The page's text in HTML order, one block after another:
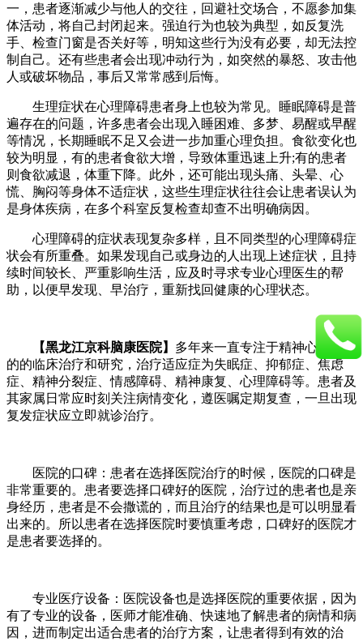
一，患者逐渐减少与他人的交往，回避社交场合，不愿参加集
体活动，将自己封闭起来。强迫行为也较为典型，如反复洗
手、检查门窗是否关好等，明知这些行为没有必要，却无法控
制自己。还有些患者会出现冲动行为，如突然的暴怒、攻击他
人或破坏物品，事后又常常感到后悔。
生理症状在心理障碍患者身上也较为常见。睡眠障碍是普
遍存在的问题，许多患者会出现入睡困难、多梦、易醒或早醒
等情况，长期睡眠不足又会进一步加重心理负担。食欲变化也
较为明显，有的患者食欲大增，导致体重迅速上升;有的患者
则食欲减退，体重下降。此外，还可能出现头痛、头晕、心
慌、胸闷等身体不适症状，这些生理症状往往会让患者误认为
是身体疾病，在多个科室反复检查却查不出明确病因。
心理障碍的症状表现复杂多样，且不同类型的心理障碍症
状会有所重叠。如果发现自己或身边的人出现上述症状，且持
续时间较长、严重影响生活，应及时寻求专业心理医生的帮
助，以便早发现、早治疗，重新找回健康的心理状态。
【黑龙江京科脑康医院】 多年来一直专注于精神心理疾病
的的临床治疗和研究，治疗适应症为失眠症、抑郁症、焦虑
症、精神分裂症、情感障碍、精神康复、心理障碍等。患者及
其家属日常应时刻关注病情变化，遵医嘱定期复查，一旦出现
复发症状应立即就诊治疗。
医院的口碑：患者在选择医院治疗的时候，医院的口碑是
非常重要的。患者要选择口碑好的医院，治疗过的患者也是亲
身经历，患者是不会撒谎的，而且治疗的结果也是可以明显看
出来的。所以患者在选择医院时要慎重考虑，口碑好的医院才
是患者要选择的。
专业医疗设备：医院设备也是选择医院的重要依据，因为
有了专业的设备，医师才能准确、快速地了解患者的病情和病
因，进而制定出适合患者的治疗方案，让患者得到有效的治